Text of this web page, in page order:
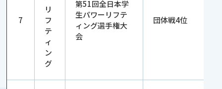
7
リ
フ
テ
ィ
ン
グ
第51回全日本学
生パワーリフテ
ィング選手権大
会
団体戦4位